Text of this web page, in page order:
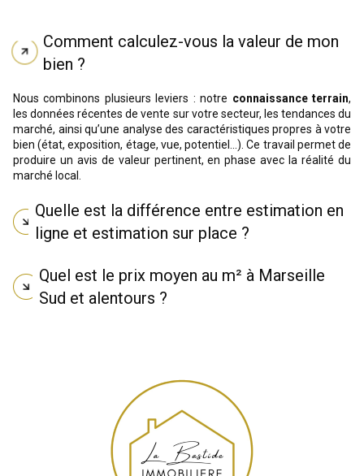
Comment calculez-vous la valeur de mon
bien ?
Nous combinons plusieurs leviers : notre connaissance terrain,
les données récentes de vente sur votre secteur, les tendances du
marché, ainsi qu’une analyse des caractéristiques propres à votre
bien (état, exposition, étage, vue, potentiel...). Ce travail permet de
produire un avis de valeur pertinent, en phase avec la réalité du
marché local.
Quelle est la différence entre estimation en
ligne et estimation sur place ?
Quel est le prix moyen au m² à Marseille
Sud et alentours ?